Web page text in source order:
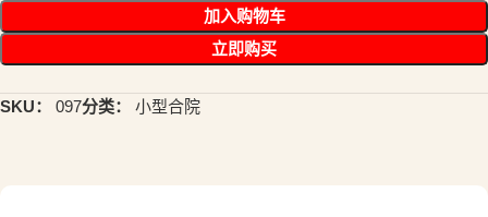
加入购物车
立即购买
SKU： 097分类： 小型合院